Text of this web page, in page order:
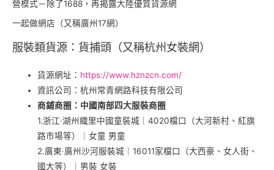
一起做網店（又稱廣州17網）
服裝類貨源：貨捕頭（又稱杭州女裝網）
貨源網址： https://www.hznzcn.com/
資訊公司：杭州常青網路科技有限公司
商鋪商圈：中國南部四大服裝商圈
1.浙江‧湖州織里中國童裝城｜4020檔口（大河新村、紅旗
路市場等）｜女童 男童
2.廣東‧廣州沙河服裝城｜16011家檔口（大西豪、女人街、
國大等）｜男裝 女裝